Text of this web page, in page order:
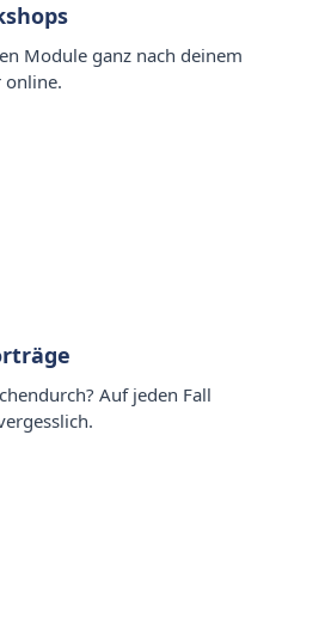
Module ganz nach deinem
online.
Auf jeden Fall